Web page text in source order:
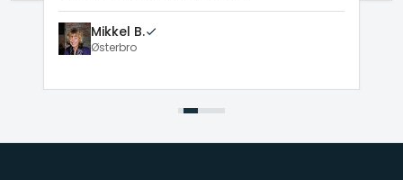
Mikkel B.
Østerbro